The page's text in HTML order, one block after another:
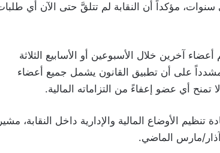
مؤكداً أن النقابة لم تتلقَّ حتى الآن أي
آخرين خلال الأسبوعين أو الأسابيع الثلاثة
مشدداً على أن تطبيق القانون يشمل جميع أعضاء
تمنح أي عضو إعفاءً من التزاماته المالية.
الأوضاع المالية والإدارية داخل النقابة، مشيراً